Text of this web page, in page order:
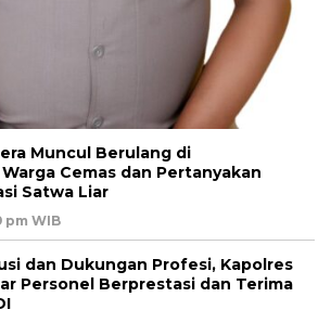
Muncul Berulang di
Cemas dan Pertanyakan
Satwa Liar
pm WIB
dan Dukungan Profesi, Kapolres
Personel Berprestasi dan Terima